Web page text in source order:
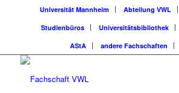
Universität Mannheim Abteilung VWL
Studienbüros
Universitätsbibliothek
AStA
andere Fachschaften